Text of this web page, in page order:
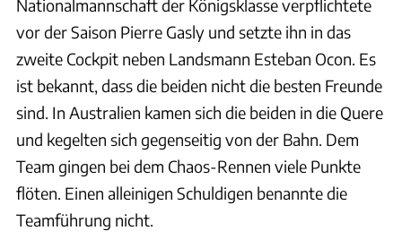
Nationalmannschaft der Königsklasse verpflichtete
vor der Saison Pierre Gasly und setzte ihn in das
zweite Cockpit neben Landsmann Esteban Ocon. Es
ist bekannt, dass die beiden nicht die besten Freunde
sind. In Australien kamen sich die beiden in die Quere
und kegelten sich gegenseitig von der Bahn. Dem
Team gingen bei dem Chaos-Rennen viele Punkte
flöten. Einen alleinigen Schuldigen benannte die
Teamführung nicht.